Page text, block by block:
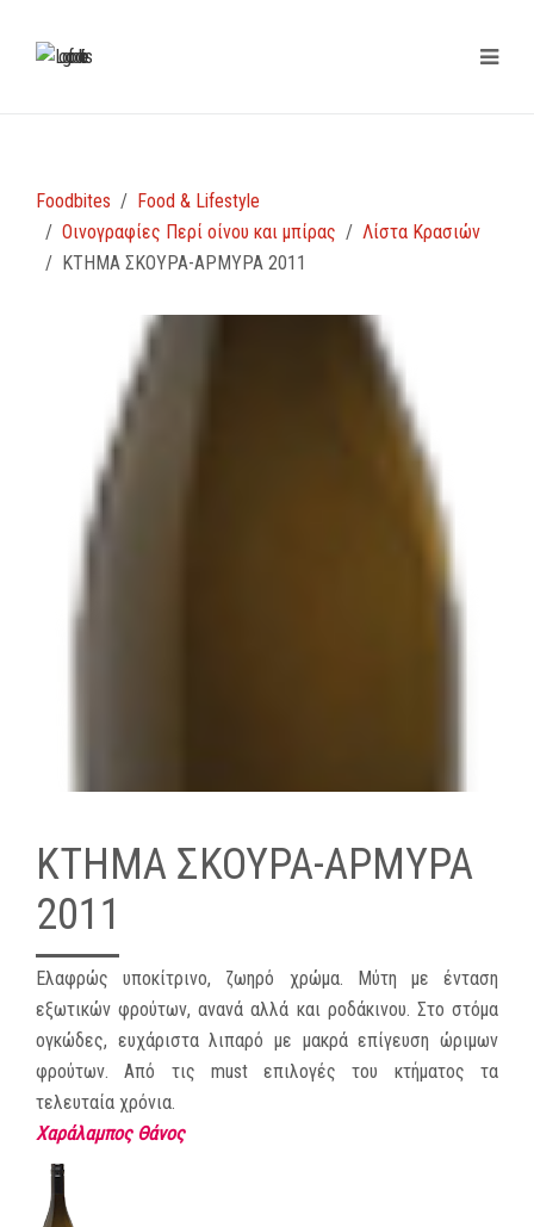
Foodbites
Food & Lifestyle
Οινογραφίες Περί οίνου και μπίρας
Λίστα Κρασιών
ΚΤΗΜΑ ΣΚΟΥΡΑ-ΑΡΜΥΡΑ 2011
ΚΤΗΜΑ ΣΚΟΥΡΑ-ΑΡΜΥΡΑ
2011
Ελαφρώς υποκίτρινο, ζωηρό χρώμα. Μύτη με ένταση
εξωτικών φρούτων, ανανά αλλά και ροδάκινου. Στο στόμα
ογκώδες, ευχάριστα λιπαρό με μακρά επίγευση ώριμων
φρούτων. Από τις must επιλογές του κτήματος τα
τελευταία χρόνια.
Χαράλαμπος Θάνος